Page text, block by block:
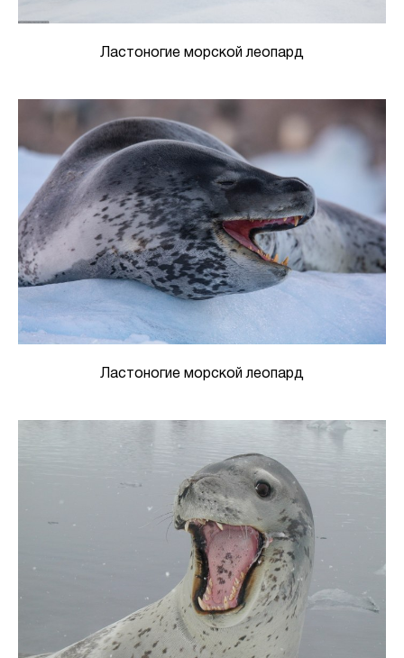
Ластоногие морской леопард
Ластоногие морской леопард